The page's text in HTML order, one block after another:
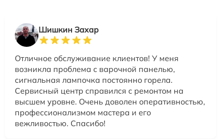
Шишкин Захар
Отличное обслуживание клиентов! У меня
возникла проблема с варочной панелью,
сигнальная лампочка постоянно горела.
Сервисный центр справился с ремонтом на
высшем уровне. Очень доволен оперативностью,
профессионализмом мастера и его
вежливостью. Спасибо!